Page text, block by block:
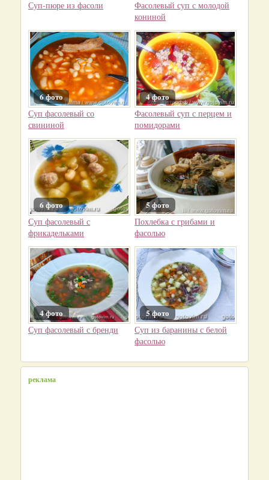
Суп-пюре из фасоли
Фасолевый суп с молодой
кониной
6 фото
Суп фасолевый со
свининой
4 фото
Фасолевый суп с перцем и
помидорами
6 фото
Суп фасолевый с
фрикадельками
5 фото
Похлебка с грибами и
фасолью
4 фото
Суп фасолевый с бренди
5 фото
Суп из баранины с белой
фасолью
реклама